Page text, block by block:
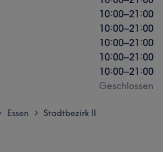
10:00–21:00
10:00–21:00
10:00–21:00
10:00–21:00
10:00–21:00
Geschlossen
Essen > Stadtbezirk II